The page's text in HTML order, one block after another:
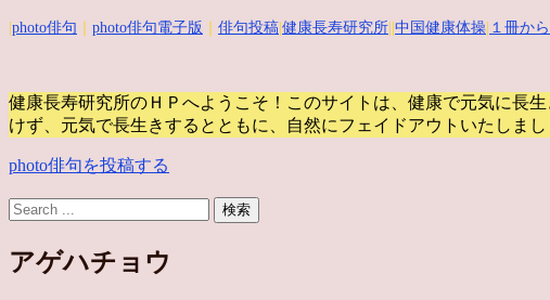
photo俳句 photo俳句電子版 俳句投稿 健康長寿研究所 中国健康体操 １冊か
健康長寿研究所のＨＰへようこそ！このサイトは、健康で元気に長
けず、元気で長生きするとともに、自然にフェイドアウトいたしまし
photo俳句を投稿する
アゲハチョウ